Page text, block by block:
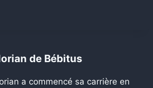
de Bébitus
a commencé sa carrière en